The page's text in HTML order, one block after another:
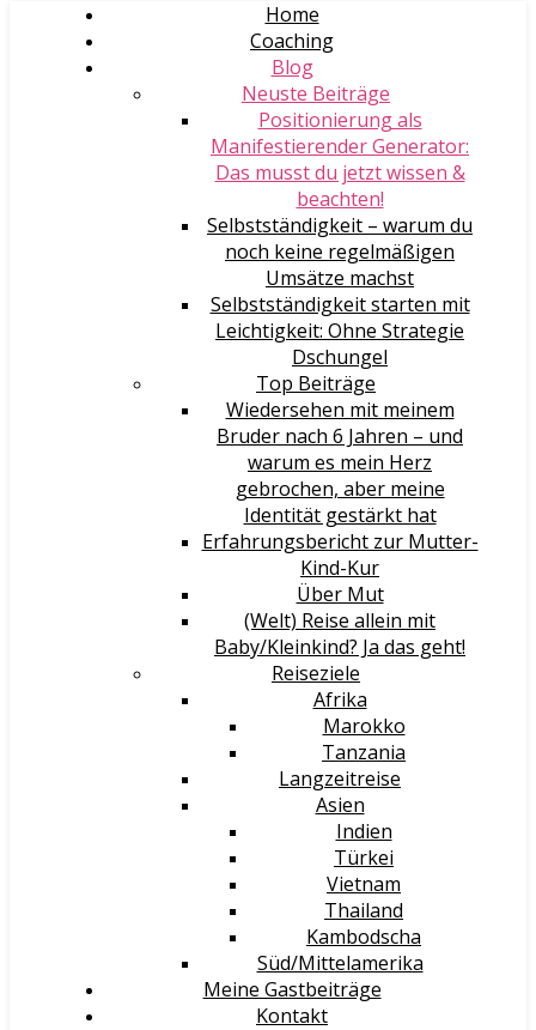
Home
Coaching
Blog
Neuste Beiträge
Positionierung als
Manifestierender Generator:
Das musst du jetzt wissen &
beachten!
Selbstständigkeit – warum du
noch keine regelmäßigen
Umsätze machst
Selbstständigkeit starten mit
Leichtigkeit: Ohne Strategie
Dschungel
Top Beiträge
Wiedersehen mit meinem
Bruder nach 6 Jahren – und
warum es mein Herz
gebrochen, aber meine
Identität gestärkt hat
Erfahrungsbericht zur Mutter-
Kind-Kur
Über Mut
(Welt) Reise allein mit
Baby/Kleinkind? Ja das geht!
Reiseziele
Afrika
Marokko
Tanzania
Langzeitreise
Asien
Indien
Türkei
Vietnam
Thailand
Kambodscha
Süd/Mittelamerika
Meine Gastbeiträge
Kontakt